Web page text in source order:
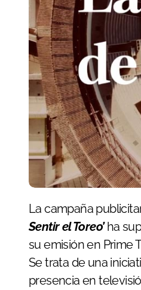
La campaña
Sentir el Toreo’ha
su emisión en Prime
Se trata de una
presencia en